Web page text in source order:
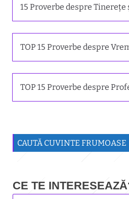
15 Proverbe despre Tinerețe
TOP 15 Proverbe despre
TOP 15 Proverbe despre
CAUTĂ CUVINTE FRUMOASE
CE TE